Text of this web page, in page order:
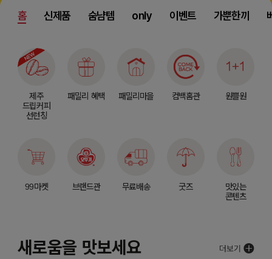
홈 신제품 숨냠템 only 이벤트 가뿐한끼
제주
드립커피
선런칭
패밀리 혜택 패밀리마을 컴백홈관 원쁠원
99마켓 브랜드관 무료배송 굿즈
맛있는
콘텐츠
새로움을 맛보세요